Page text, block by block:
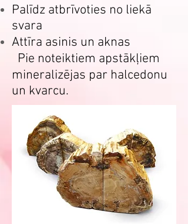
Palīdz atbrīvoties no liekā
svara
Attīra asinis un aknas
Pie noteiktiem apstākļiem
mineralizējas par halcedonu
un kvarcu.